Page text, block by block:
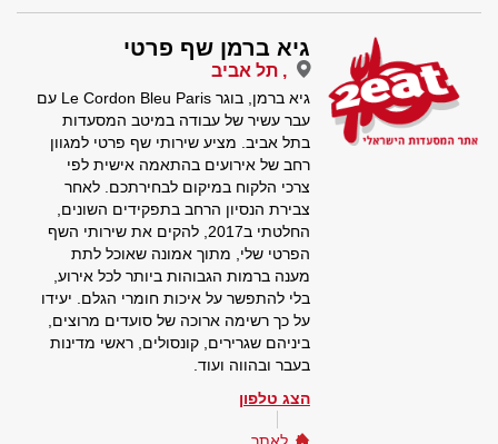
גיא ברמן שף פרטי
, תל אביב
גיא ברמן, בוגר Le Cordon Bleu Paris עם
עבר עשיר של עבודה במיטב המסעדות
בתל אביב. מציע שירותי שף פרטי למגוון
רחב של אירועים בהתאמה אישית לפי
צרכי הלקוח במיקום לבחירתכם. לאחר
צבירת הנסיון הרחב בתפקידים השונים,
החלטתי ב2017, להקים את שירותי השף
הפרטי שלי, מתוך אמונה שאוכל לתת
מענה ברמות הגבוהות ביותר לכל אירוע,
בלי להתפשר על איכות חומרי הגלם. יעידו
על כך רשימה ארוכה של סועדים מרוצים,
ביניהם שגרירים, קונסולים, ראשי מדינות
בעבר ובהווה ועוד.
הצג טלפון